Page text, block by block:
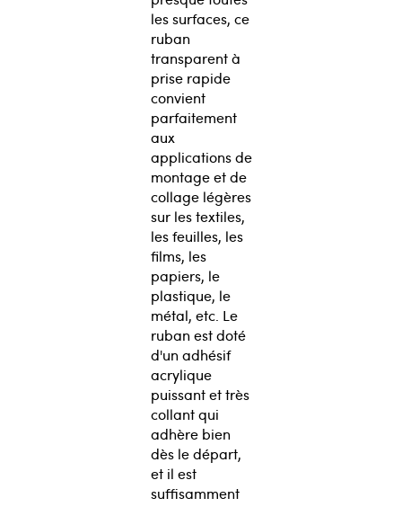
les surfaces, ce
ruban
transparent à
prise rapide
convient
parfaitement
aux
applications de
montage et de
collage légères
sur les textiles,
les feuilles, les
films, les
papiers, le
plastique, le
métal, etc. Le
ruban est doté
d'un adhésif
acrylique
puissant et très
collant qui
adhère bien
dès le départ,
et il est
suffisamment